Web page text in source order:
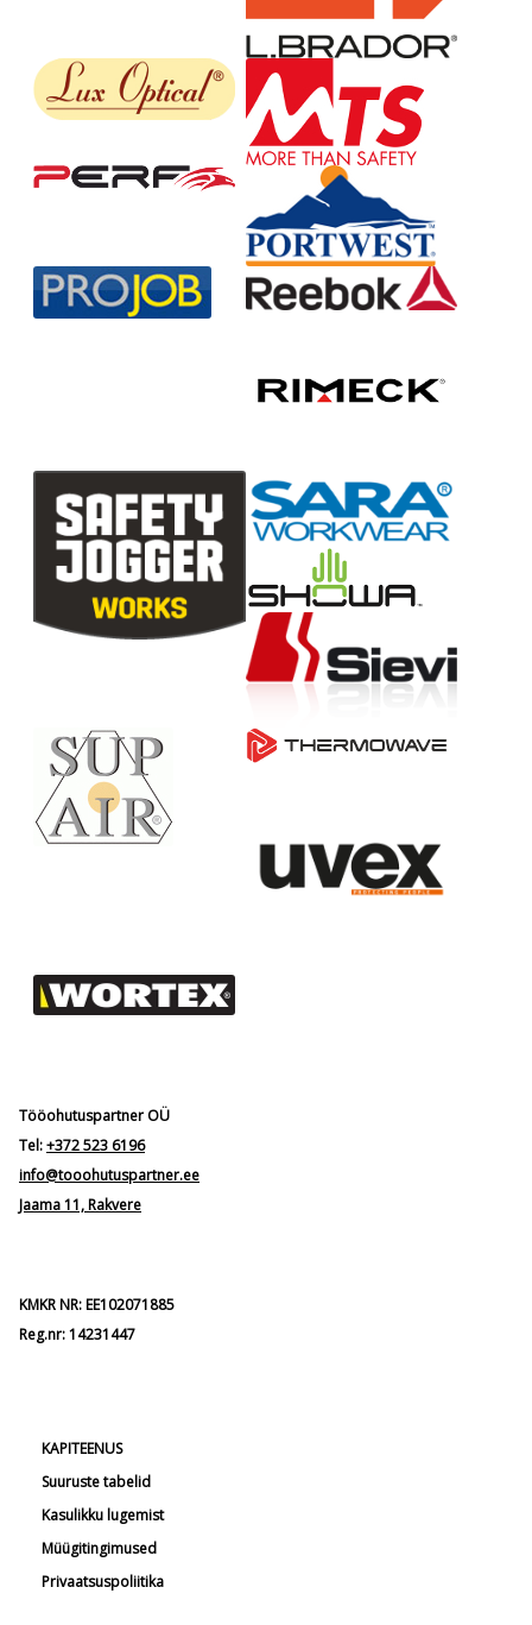
Tööohutuspartner OÜ
Tel:+372 523 6196
info@tooohutuspartner.ee
Jaama 11, Rakvere
KMKR NR: EE102071885
Reg.nr: 14231447
KAPITEENUS
Suuruste tabelid
Kasulikku lugemist
Müügitingimused
Privaatsuspoliitika